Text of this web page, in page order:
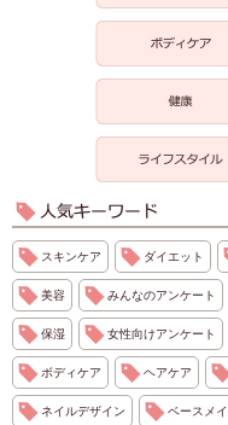
スキンケア ダイエット
美容 みんなのアンケート
保湿 女性向けアンケート
ボディケア ヘアケア
ネイルデザイン ベースメイ